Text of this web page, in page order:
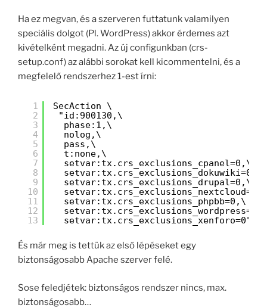
Ha ez megvan, és a szerveren futtatunk valamilyen
speciális dolgot (Pl. WordPress) akkor érdemes azt
kivételként megadni. Az új configunkban (crs-
setup.conf) az alábbi sorokat kell kicommentelni, és a
megfelelő rendszerhez 1-est írni:
1
2
3
4
5
6
7
8
9
10
11
12
13
SecAction \
"id:900130,\
phase:1,\
nolog,\
pass,\
t:none,\
setvar:tx.crs_exclusions_cpanel=0,\
setvar:tx.crs_exclusions_dokuwiki=0,\
setvar:tx.crs_exclusions_drupal=0,\
setvar:tx.crs_exclusions_nextcloud=0,\
setvar:tx.crs_exclusions_phpbb=0,\
setvar:tx.crs_exclusions_wordpress=1,\
setvar:tx.crs_exclusions_xenforo=0"
És már meg is tettük az első lépéseket egy
biztonságosabb Apache szerver felé.
Sose feledjétek: biztonságos rendszer nincs, max.
biztonságosabb…